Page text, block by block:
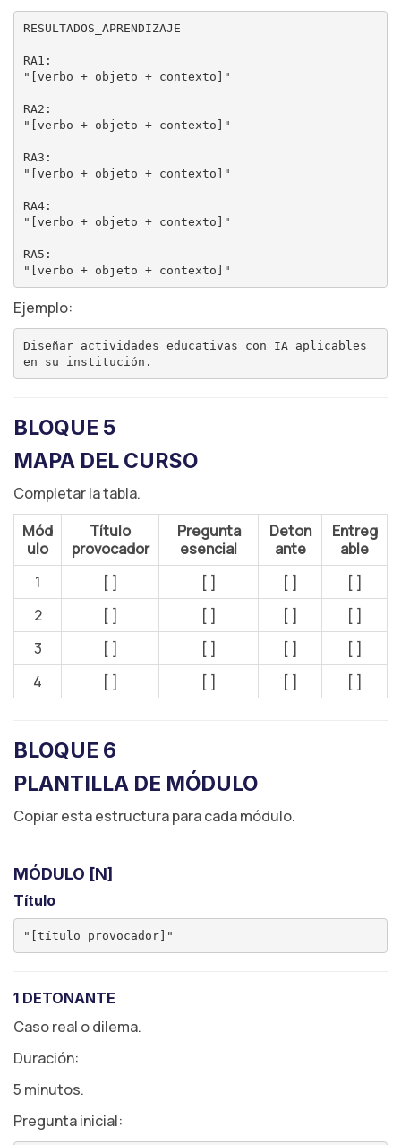
RESULTADOS_APRENDIZAJE
RA1:
"[verbo + objeto + contexto]"
RA2:
"[verbo + objeto + contexto]"
RA3:
"[verbo + objeto + contexto]"
RA4:
"[verbo + objeto + contexto]"
RA5:
Ejemplo:
Diseñar actividades educativas con IA aplicables
BLOQUE 5
MAPA DEL CURSO
Completar la tabla.
Mód
ulo
Título
provocador
Pregunta
esencial
Deton
ante
Entreg
able
1
[ ] [ ] [ ]
[ ]
2
[ ] [ ] [ ]
[ ]
3
[ ] [ ] [ ]
[ ]
4
[ ] [ ] [ ] [ ]
BLOQUE 6
PLANTILLA DE MÓDULO
Copiar esta estructura para cada módulo.
MÓDULO [N]
Título
1 DETONANTE
Caso real o dilema.
Duración:
5 minutos.
Pregunta inicial: